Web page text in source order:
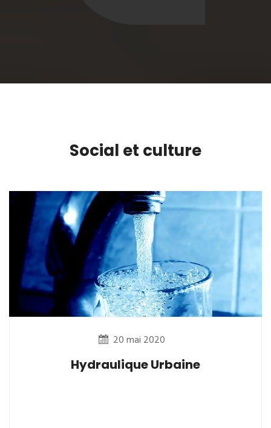
Social et culture
20 mai 2020
Hydraulique Urbaine